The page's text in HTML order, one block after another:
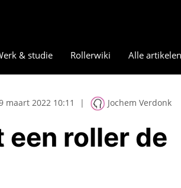
& studie Rollerwiki Alle artikelen
maart 2022 10:11 | Jochem Verdonk
een roller de